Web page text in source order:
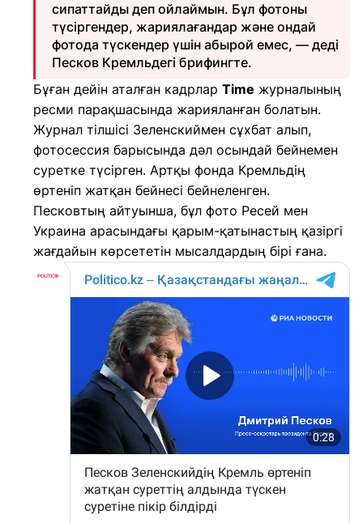
сипаттайды деп ойлаймын. Бұл фотоны
түсіргендер, жариялағандар және ондай
фотода түскендер үшін абырой емес, — деді
Песков Кремльдегі брифингте.
Бұған дейін аталған кадрлар Time журналының
ресми парақшасында жарияланған болатын.
Журнал тілшісі Зеленскиймен сұхбат алып,
фотосессия барысында дәл осындай бейнемен
суретке түсірген. Артқы фонда Кремльдің
өртеніп жатқан бейнесі бейнеленген.
Песковтың айтуынша, бұл фото Ресей мен
Украина арасындағы қарым-қатынастың қазіргі
жағдайын көрсететін мысалдардың бірі ғана.